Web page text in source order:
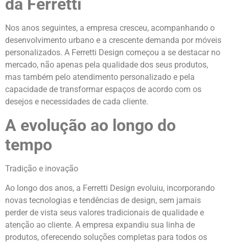
da Ferretti
Nos anos seguintes, a empresa cresceu, acompanhando o
desenvolvimento urbano e a crescente demanda por móveis
personalizados. A Ferretti Design começou a se destacar no
mercado, não apenas pela qualidade dos seus produtos,
mas também pelo atendimento personalizado e pela
capacidade de transformar espaços de acordo com os
desejos e necessidades de cada cliente.
A evolução ao longo do
tempo
Tradição e inovação
Ao longo dos anos, a Ferretti Design evoluiu, incorporando
novas tecnologias e tendências de design, sem jamais
perder de vista seus valores tradicionais de qualidade e
atenção ao cliente. A empresa expandiu sua linha de
produtos, oferecendo soluções completas para todos os